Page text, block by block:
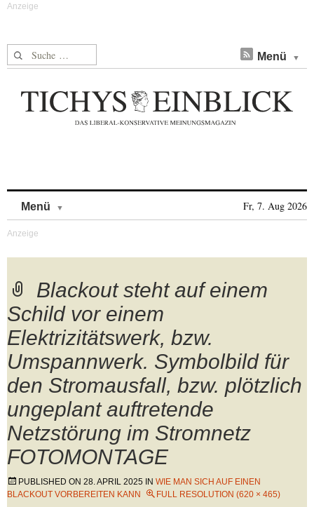
Suche nach: Menü
Menü Fr, 7. Aug 2026
Blackout steht auf einem
Schild vor einem
Elektrizitätswerk, bzw.
Umspannwerk. Symbolbild für
den Stromausfall, bzw. plötzlich
ungeplant auftretende
Netzstörung im Stromnetz
FOTOMONTAGE
PUBLISHED ON 28. APRIL 2025 IN WIE MAN SICH AUF EINEN
BLACKOUT VORBEREITEN KANN
FULL RESOLUTION (620 × 465)